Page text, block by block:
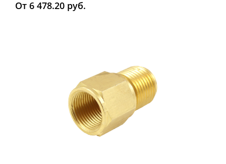
От 6 478.20 руб.